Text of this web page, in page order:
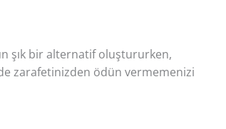
şık bir alternatif oluştururken,
zarafetinizden ödün vermemenizi